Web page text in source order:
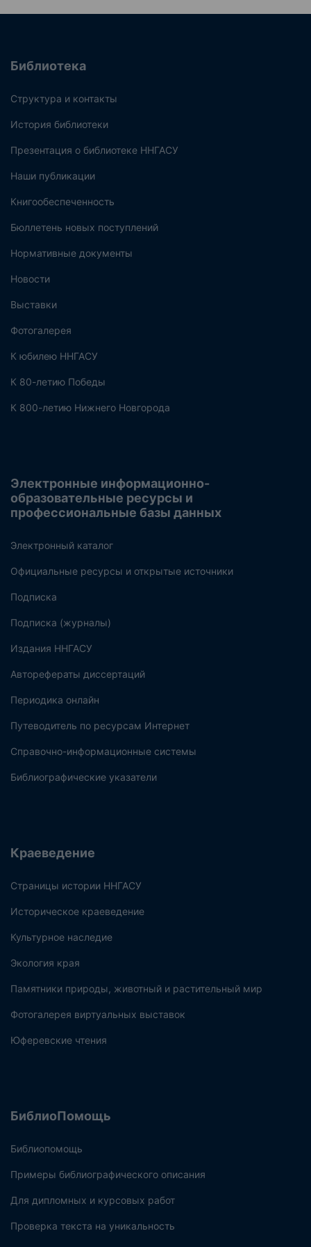
Библиотека
Структура и контакты
История библиотеки
Презентация о библиотеке ННГАСУ
Наши публикации
Книгообеспеченность
Бюллетень новых поступлений
Нормативные документы
Новости
Выставки
Фотогалерея
К юбилею ННГАСУ
К 80-летию Победы
К 800-летию Нижнего Новгорода
Электронные информационно-
образовательные ресурсы и
профессиональные базы данных
Электронный каталог
Официальные ресурсы и открытые источники
Подписка
Подписка (журналы)
Издания ННГАСУ
Авторефераты диссертаций
Периодика онлайн
Путеводитель по ресурсам Интернет
Справочно-информационные системы
Библиографические указатели
Краеведение
Страницы истории ННГАСУ
Историческое краеведение
Культурное наследие
Экология края
Памятники природы, животный и растительный мир
Фотогалерея виртуальных выставок
Юферевские чтения
БиблиоПомощь
Библиопомощь
Примеры библиографического описания
Для дипломных и курсовых работ
Проверка текста на уникальность